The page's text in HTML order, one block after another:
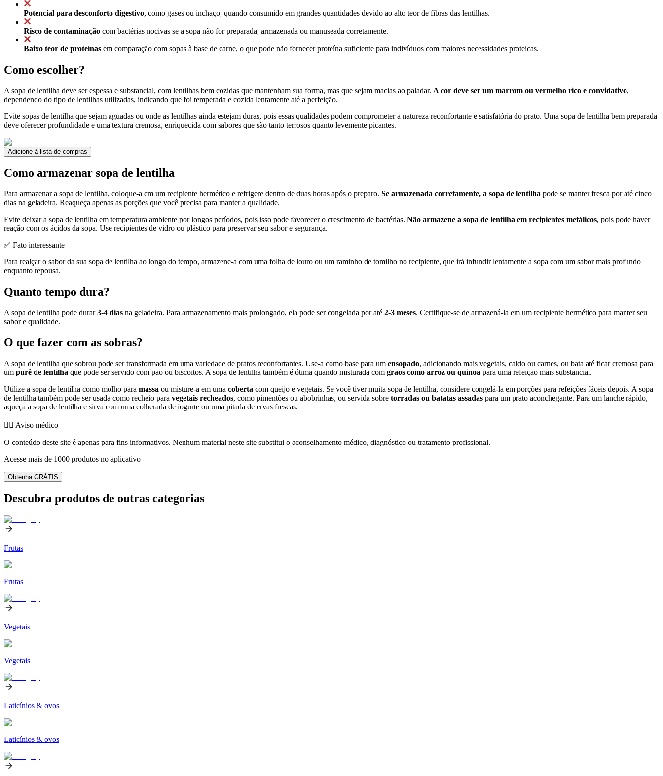
Potencial para desconforto digestivo, como gases ou inchaço, quando consumido em grandes quantidades devido ao alto teor de fibras das lentilhas.
Risco de contaminação com bactérias nocivas se a sopa não for preparada, armazenada ou manuseada corretamente.
Baixo teor de proteínas em comparação com sopas à base de carne, o que pode não fornecer proteína suficiente para indivíduos com maiores necessidades proteicas.
Como escolher?
A sopa de lentilha deve ser espessa e substancial, com lentilhas bem cozidas que mantenham sua forma, mas que sejam macias ao paladar. A cor deve ser um marrom ou vermelho rico e convidativo,
dependendo do tipo de lentilhas utilizadas, indicando que foi temperada e cozida lentamente até a perfeição.
Evite sopas de lentilha que sejam aguadas ou onde as lentilhas ainda estejam duras, pois essas qualidades podem comprometer a natureza reconfortante e satisfatória do prato. Uma sopa de lentilha bem preparada
deve oferecer profundidade e uma textura cremosa, enriquecida com sabores que são tanto terrosos quanto levemente picantes.
Adicione à lista de compras
Como armazenar sopa de lentilha
Para armazenar a sopa de lentilha, coloque-a em um recipiente hermético e refrigere dentro de duas horas após o preparo. Se armazenada corretamente, a sopa de lentilha pode se manter fresca por até cinco
dias na geladeira. Reaqueça apenas as porções que você precisa para manter a qualidade.
Evite deixar a sopa de lentilha em temperatura ambiente por longos períodos, pois isso pode favorecer o crescimento de bactérias. Não armazene a sopa de lentilha em recipientes metálicos, pois pode haver
reação com os ácidos da sopa. Use recipientes de vidro ou plástico para preservar seu sabor e segurança.
✅ Fato interessante
Para realçar o sabor da sua sopa de lentilha ao longo do tempo, armazene-a com uma folha de louro ou um raminho de tomilho no recipiente, que irá infundir lentamente a sopa com um sabor mais profundo
enquanto repousa.
Quanto tempo dura?
A sopa de lentilha pode durar3-4 dias na geladeira. Para armazenamento mais prolongado, ela pode ser congelada por até 2-3 meses. Certifique-se de armazená-la em um recipiente hermético para manter seu
sabor e qualidade.
O que fazer com as sobras?
A sopa de lentilha que sobrou pode ser transformada em uma variedade de pratos reconfortantes. Use-a como base para um ensopado, adicionando mais vegetais, caldo ou carnes, ou bata até ficar cremosa para
um purê de lentilha que pode ser servido com pão ou biscoitos. A sopa de lentilha também é ótima quando misturada com grãos como arroz ou quinoa para uma refeição mais substancial.
Utilize a sopa de lentilha como molho para massa ou misture-a em uma coberta com queijo e vegetais. Se você tiver muita sopa de lentilha, considere congelá-la em porções para refeições fáceis depois. A sopa
de lentilha também pode ser usada como recheio para vegetais recheados, como pimentões ou abobrinhas, ou servida sobre torradas ou batatas assadas para um prato aconchegante. Para um lanche rápido,
aqueça a sopa de lentilha e sirva com uma colherada de iogurte ou uma pitada de ervas frescas.
👨‍⚕️️ Aviso médico
O conteúdo deste site é apenas para fins informativos. Nenhum material neste site substitui o aconselhamento médico, diagnóstico ou tratamento profissional.
Acesse mais de 1000 produtos no aplicativo
Obtenha GRÁTIS
Descubra produtos de outras categorias
Frutas
Frutas
Vegetais
Vegetais
Laticínios & ovos
Laticínios & ovos